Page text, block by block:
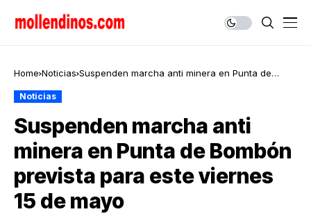
Home Noticias Suspenden marcha anti minera en Punta de
Noticias
Suspenden marcha anti
minera en Punta de Bombón
prevista para este viernes
15 de mayo